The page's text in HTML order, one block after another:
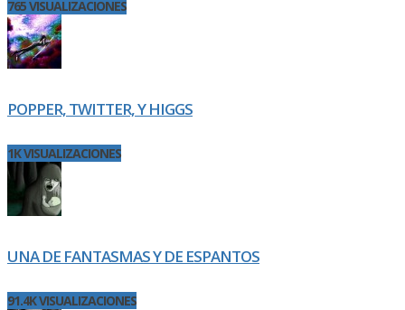
765 VISUALIZACIONES
POPPER, TWITTER, Y HIGGS
1K VISUALIZACIONES
UNA DE FANTASMAS Y DE ESPANTOS
91.4K VISUALIZACIONES